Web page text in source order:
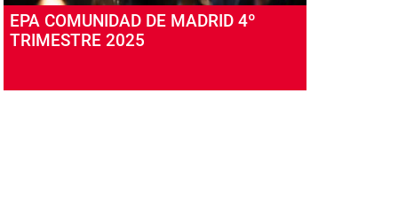
EPA COMUNIDAD DE MADRID 4º
TRIMESTRE 2025